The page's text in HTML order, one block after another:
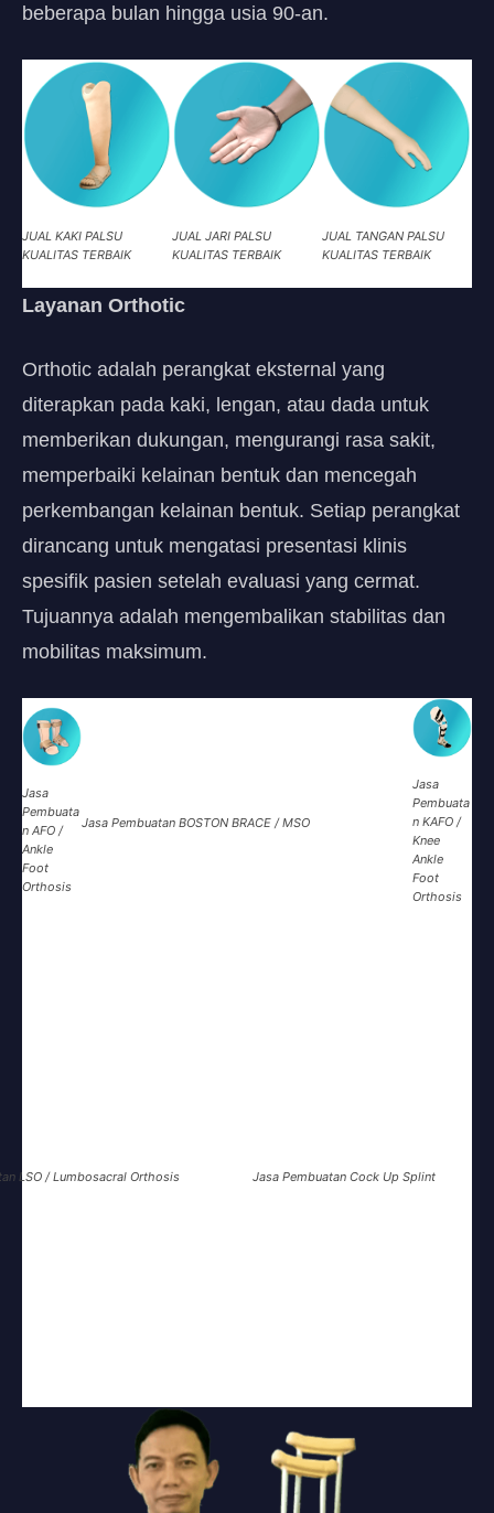
beberapa bulan hingga usia 90-an.
JUAL KAKI PALSU
KUALITAS TERBAIK
JUAL JARI PALSU
KUALITAS TERBAIK
JUAL TANGAN PALSU
KUALITAS TERBAIK
Layanan Orthotic
Orthotic adalah perangkat eksternal yang
diterapkan pada kaki, lengan, atau dada untuk
memberikan dukungan, mengurangi rasa sakit,
memperbaiki kelainan bentuk dan mencegah
perkembangan kelainan bentuk. Setiap perangkat
dirancang untuk mengatasi presentasi klinis
spesifik pasien setelah evaluasi yang cermat.
Tujuannya adalah mengembalikan stabilitas dan
mobilitas maksimum.
Jasa
Pembuata
n AFO /
Ankle
Foot
Orthosis
Jasa Pembuatan BOSTON BRACE / MSO
Jasa
Pembuata
n KAFO /
Knee
Ankle
Foot
Orthosis
LSO / Lumbosacral Orthosis Jasa Pembuatan Cock Up Splint